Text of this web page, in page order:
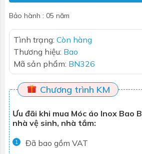
Bảo hành : 05 năm
Tình trạng: Còn hàng
Thương hiệu: Bao
Mã sản phẩm: BN326
Chương trình KM
Ưu đãi khi mua Móc áo Inox Bao
nhà vệ sinh, nhà tắm:
1 Đã bao gồm VAT